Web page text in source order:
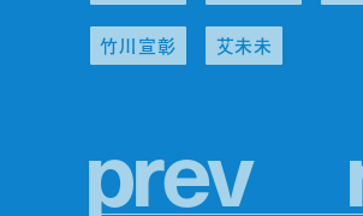
竹川宣彰 艾未未
prev